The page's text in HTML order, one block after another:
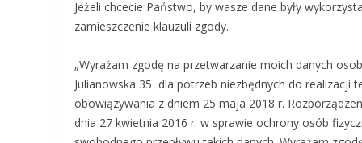
Jeżeli chcecie Państwo, by wasze dane były
zamieszczenie klauzuli zgody.
„Wyrażam zgodę na przetwarzanie moich danych
Julianowska 35 dla potrzeb niezbędnych do realizacji
obowiązywania z dniem 25 maja 2018 r.
dnia 27 kwietnia 2016 r. w sprawie ochrony osób